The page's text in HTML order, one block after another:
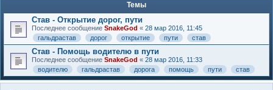
Темы
Став - Открытие дорог, пути
Последнее сообщение SnakeGod « 28 мар 2016, 11:45
гальдрастав
дорог открытие пути став
Став - Помощь водителю в пути
Последнее сообщение SnakeGod « 28 мар 2016, 11:33
водителю
гальдрастав дорога помощь пути став